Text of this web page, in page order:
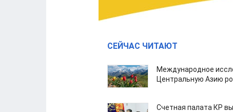
СЕЙЧАС ЧИТАЮТ
Международное
Центральную Азию
Счетная палата КР